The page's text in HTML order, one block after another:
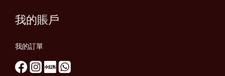
我的賬戶
我的訂單